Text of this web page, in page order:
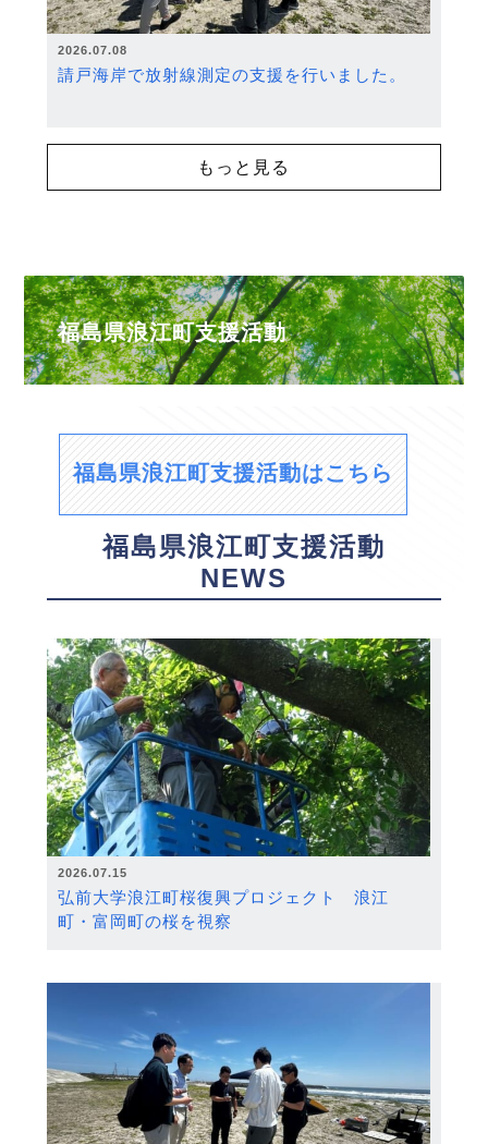
2026.07.08
請戸海岸で放射線測定の支援を行いました。
もっと見る
福島県浪江町支援活動
福島県浪江町支援活動はこちら
福島県浪江町支援活動
NEWS
2026.07.15
弘前大学浪江町桜復興プロジェクト 浪江
町・富岡町の桜を視察